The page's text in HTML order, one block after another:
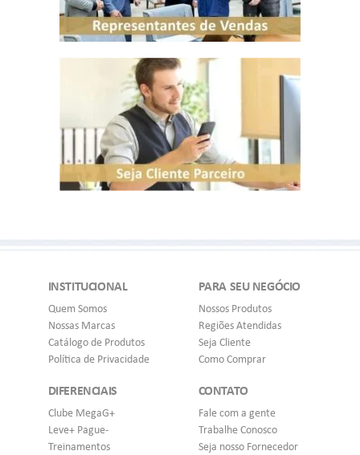
INSTITUCIONAL
Quem Somos
Nossas Marcas
Catálogo de Produtos
Política de Privacidade
PARA SEU NEGÓCIO
Nossos Produtos
Regiões Atendidas
Seja Cliente
Como Comprar
DIFERENCIAIS
Clube MegaG+
Leve+ Pague-
Treinamentos
CONTATO
Fale com a gente
Trabalhe Conosco
Seja nosso Fornecedor